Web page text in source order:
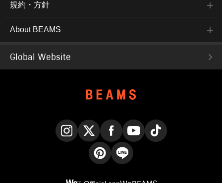
規約・方針
About BEAMS
Global Website